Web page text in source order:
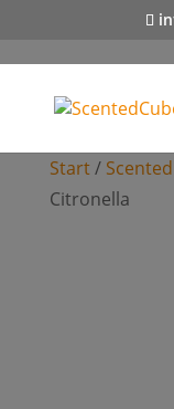
Start/
Citronella